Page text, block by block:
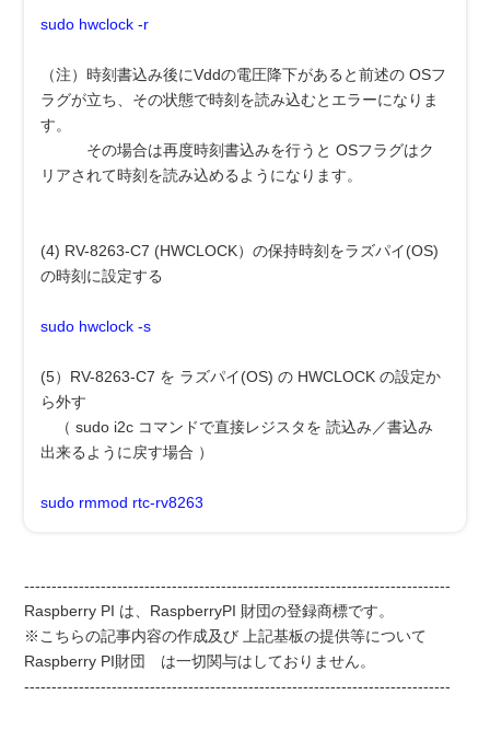
sudo hwclock -r
（注）時刻書込み後にVddの電圧降下があると前述の OSフ
ラグが立ち、その状態で時刻を読み込むとエラーになりま
す。
その場合は再度時刻書込みを行うと OSフラグはク
リアされて時刻を読み込めるようになります。
(4) RV-8263-C7 (HWCLOCK）の保持時刻をラズパイ(OS)
の時刻に設定する
sudo hwclock -s
(5）RV-8263-C7 を ラズパイ(OS) の HWCLOCK の設定か
ら外す
（ sudo i2c コマンドで直接レジスタを 読込み／書込み
出来るように戻す場合 ）
sudo rmmod rtc-rv8263
------------------------------------------------------------------------------
Raspberry PI は、RaspberryPI 財団の登録商標です。
※こちらの記事内容の作成及び 上記基板の提供等について
Raspberry PI財団 は一切関与はしておりません。
------------------------------------------------------------------------------